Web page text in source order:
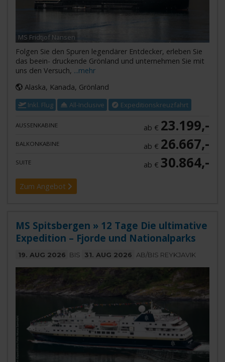
MS Fridtjof Nansen
Folgen Sie den Spuren legendärer Entdecker, erleben Sie
das beein- druckende Grönland und unternehmen Sie mit
uns den Versuch, ...mehr
Alaska, Kanada, Grönland
Inkl. Flug All-Inclusive Expeditionskreuzfahrt
AUSSENKABINE ab € 23.199,-
BALKONKABINE ab € 26.667,-
SUITE ab €30.864,-
Zum Angebot
MS Spitsbergen » 12 Tage Die ultimative
Expedition – Fjorde und Nationalparks
19. AUG 2026 BIS 31. AUG 2026 AB/BIS REYKJAVIK